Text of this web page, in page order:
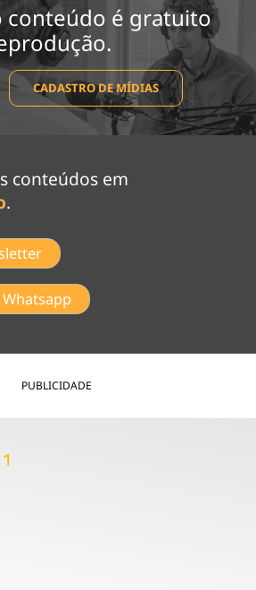
conteúdo é gratuito
CADASTRO DE MÍDIAS
conteúdos em
.
PUBLICIDADE